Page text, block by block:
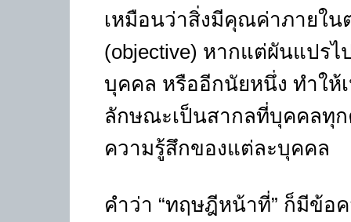
เหมือนว่าสิ่งมีคุณค่าภายใน
(objective) หากแต่ผันแปรไ
บุคคล หรืออีกนัยหนึ่ง ทำให้
ลักษณะเป็นสากลที่บุคคลทุ
ความรู้สึกของแต่ละบุคคล
คำว่า “ทฤษฎีหน้าที่” ก็มีข้อ